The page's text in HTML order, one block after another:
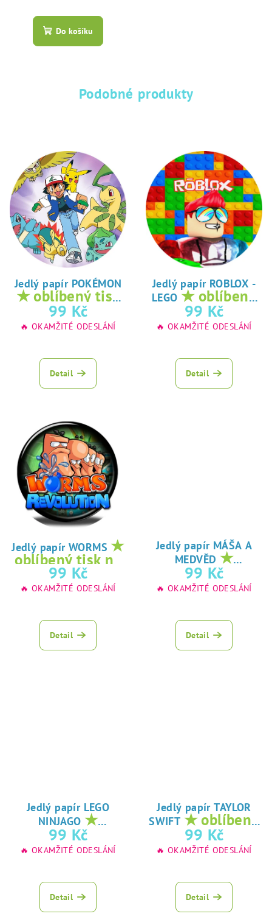
hodnocení
produktu
hvězdiček.
Do košíku
Podobné produkty
Jedlý papír POKÉMON
★ oblíbený tisk
na jedlý papír
99 Kč
🔥 OKAMŽITÉ ODESLÁNÍ
Detail
Jedlý papír ROBLOX -
LEGO ★ oblíbený
tisk na jedlý
papír
99 Kč
🔥 OKAMŽITÉ ODESLÁNÍ
Detail
Jedlý papír WORMS ★
oblíbený tisk na
jedlý papír
99 Kč
🔥 OKAMŽITÉ ODESLÁNÍ
Detail
Jedlý papír MÁŠA A
MEDVĚD ★
oblíbený tisk na
jedlý papír
99 Kč
🔥 OKAMŽITÉ ODESLÁNÍ
Detail
Jedlý papír LEGO
NINJAGO ★
oblíbený tisk na
jedlý papír
99 Kč
🔥 OKAMŽITÉ ODESLÁNÍ
Detail
Jedlý papír TAYLOR
SWIFT ★ oblíbený
tisk na jedlý
papír
99 Kč
🔥 OKAMŽITÉ ODESLÁNÍ
Detail